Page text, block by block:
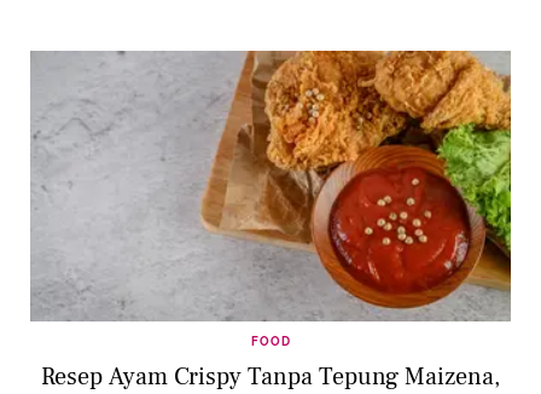
FOOD
Resep Ayam Crispy Tanpa Tepung Maizena,